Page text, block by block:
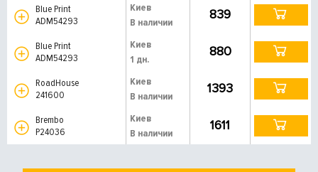
Blue Print
ADM54293
Киев
В наличии
839
Blue Print
ADM54293
Киев
1 дн.
880
RoadHouse
241600
Киев
В наличии
1393
Brembo
P24036
Киев
В наличии
1611